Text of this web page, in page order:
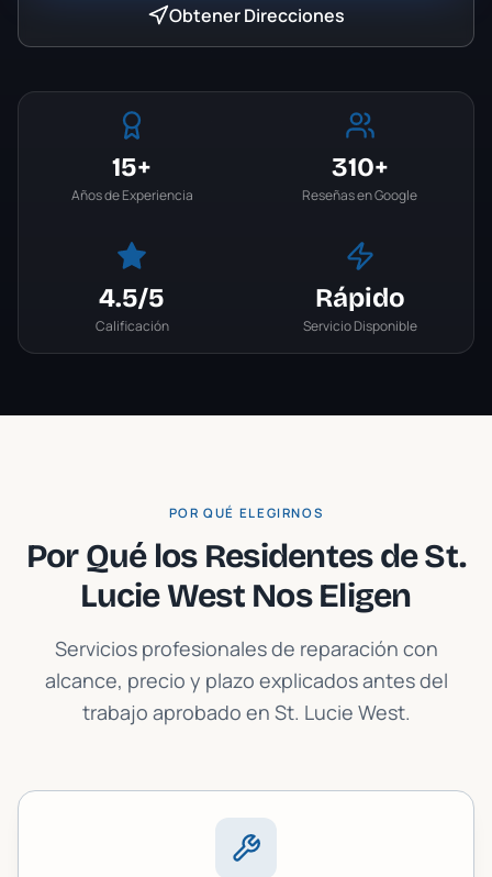
Obtener Direcciones
15+
Años de Experiencia
310+
Reseñas en Google
4.5/5
Calificación
Rápido
Servicio Disponible
POR QUÉ ELEGIRNOS
Por Qué los Residentes deSt.
Lucie WestNos Eligen
Servicios profesionales de reparación con
alcance, precio y plazo explicados antes del
trabajo aprobado en St. Lucie West.